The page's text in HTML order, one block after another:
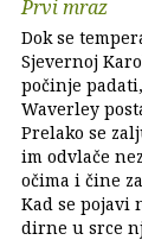
Prvi mraz
Dok se
Sjevernoj
počinje
Waverley
Prelako se
im odvlače
očima i čine
Kad se pojavi
dirne u srce